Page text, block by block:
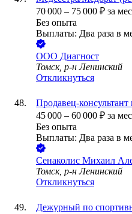
70 000 – 75 000 ₽ за
Без опыта
Выплаты: Два раза в
ООО Диагност
Томск, р-н Ленинский
Откликнуться
Продавец-
45 000 – 60 000 ₽ за
Без опыта
Выплаты: Два раза в
Сенаколис Михаил
Томск, р-н Ленинский
Откликнуться
Дежурный по